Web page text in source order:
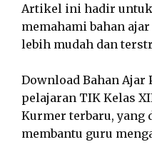
Artikel ini hadir untuk
memahami bahan
lebih mudah dan
Download Bahan Ajar
pelajaran TIK Kelas
Kurmer terbaru, yang
membantu guru